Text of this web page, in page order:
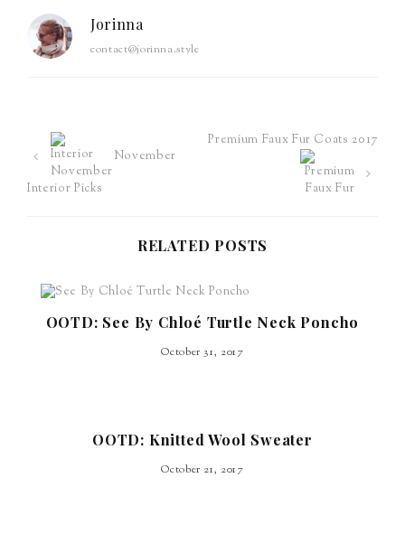
Jorinna
contact@jorinna.style
Post
navigation
November
Interior Picks
Premium Faux Fur Coats 2017
RELATED POSTS
OOTD: See By Chloé Turtle Neck Poncho
October 31, 2017
OOTD: Knitted Wool Sweater
October 21, 2017